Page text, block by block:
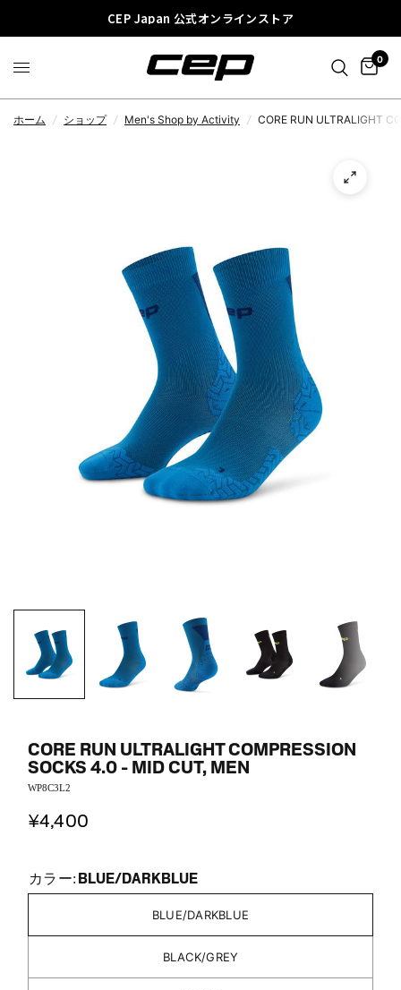
CEP Japan 公式オンラインストア
0
ホーム / ショップ / Men's Shop by Activity / CORE RUN ULTRALIGHT
CORE RUN ULTRALIGHT COMPRESSION
SOCKS 4.0 - MID CUT, MEN
WP8C3L2
¥4,400
カラー: BLUE/DARKBLUE
BLUE/DARKBLUE
BLACK/GREY